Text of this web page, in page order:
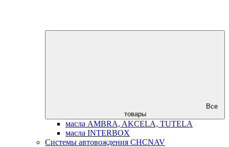
Все
товары
масла AMBRA, AKCELA, TUTELA
масла INTERBOX
Системы автовождения CHCNAV